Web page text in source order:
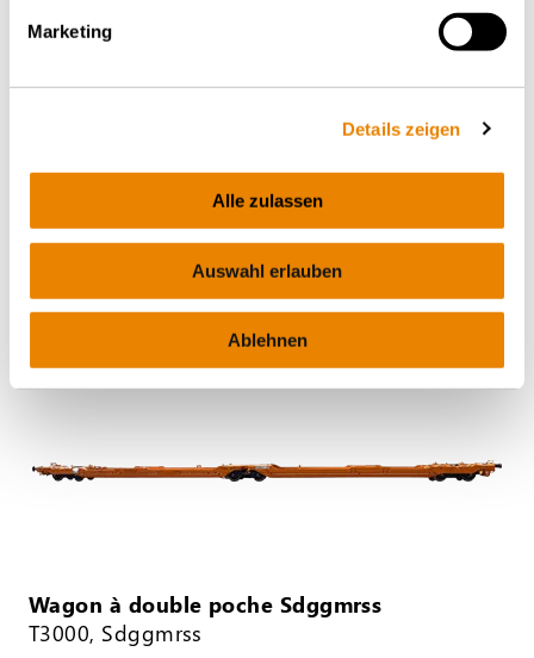
Marketing
Details zeigen
Alle zulassen
Auswahl erlauben
Ablehnen
Wagon porte-conteneur Sgnss
INTERMODAL
Wagon à double poche Sdggmrss
T3000, Sdggmrss